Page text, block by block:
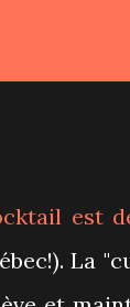
est
La